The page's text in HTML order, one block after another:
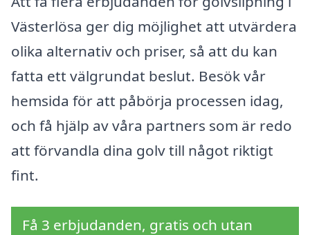
Västerlösa ger dig möjlighet att utvärdera
olika alternativ och priser, så att du kan
fatta ett välgrundat beslut. Besök vår
hemsida för att påbörja processen idag,
och få hjälp av våra partners som är redo
att förvandla dina golv till något riktigt
fint.
Få 3 erbjudanden, gratis och utan